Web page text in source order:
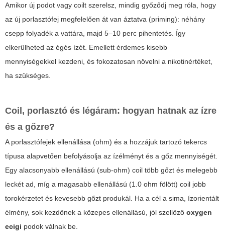
Amikor új podot vagy coilt szerelsz, mindig győződj meg róla, hogy
az új porlasztófej megfelelően át van áztatva (priming): néhány
csepp folyadék a vattára, majd 5–10 perc pihentetés. Így
elkerülheted az égés ízét. Emellett érdemes kisebb
mennyiségekkel kezdeni, és fokozatosan növelni a nikotinértéket,
ha szükséges.
Coil, porlasztó és légáram: hogyan hatnak az ízre
és a gőzre?
A porlasztófejek ellenállása (ohm) és a hozzájuk tartozó tekercs
típusa alapvetően befolyásolja az ízélményt és a gőz mennyiségét.
Egy alacsonyabb ellenállású (sub-ohm) coil több gőzt és melegebb
leckét ad, míg a magasabb ellenállású (1.0 ohm fölött) coil jobb
torokérzetet és kevesebb gőzt produkál. Ha a cél a sima, ízorientált
élmény, sok kezdőnek a közepes ellenállású, jól szellőző oxygen
ecigi podok válnak be.